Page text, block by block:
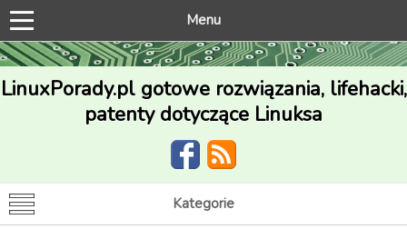
Menu
LinuxPorady.pl gotowe rozwiązania, lifehacki,
patenty dotyczące Linuksa
Kategorie